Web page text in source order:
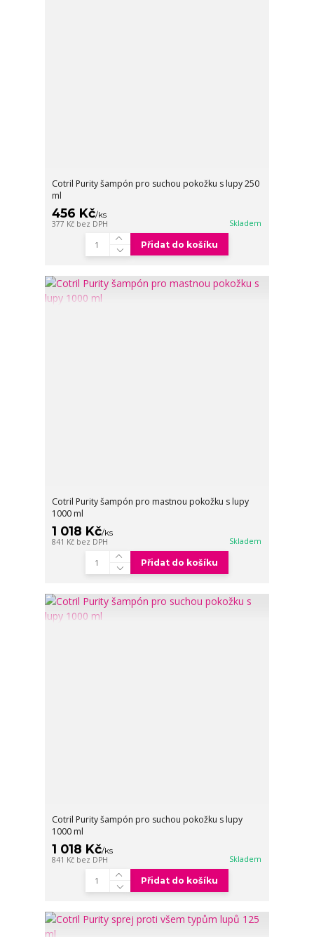
Cotril Purity šampón pro suchou pokožku s lupy 250
ml
456 Kč/ks
377 Kč bez DPH Skladem
Přidat do košíku
Cotril Purity šampón pro mastnou pokožku s lupy
1000 ml
1 018 Kč/ks
841 Kč bez DPH Skladem
Přidat do košíku
Cotril Purity šampón pro suchou pokožku s lupy
1000 ml
1 018 Kč/ks
841 Kč bez DPH Skladem
Přidat do košíku